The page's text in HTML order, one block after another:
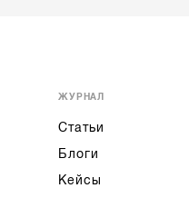
ЖУРНАЛ
Статьи
Блоги
Кейсы